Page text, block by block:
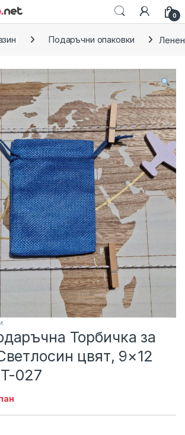
0
Подаръчни опаковки
Торбичка за
цвят, 9×12
027